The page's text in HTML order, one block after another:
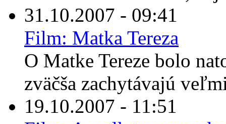
31.10.2007 - 09:41
Film: Matka Tereza
O Matke Tereze bolo
zväčša zachytávajú
19.10.2007 - 11:51